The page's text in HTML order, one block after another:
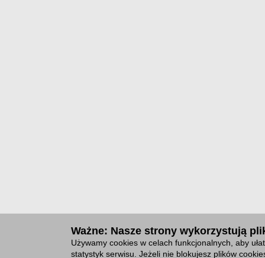
Ważne: Nasze strony wykorzystują
Używamy cookies w celach funkcjonalnych, aby
statystyk serwisu. Jeżeli nie blokujesz plików